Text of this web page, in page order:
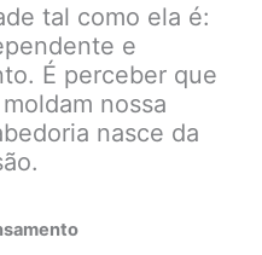
tal como ela é:
e
É perceber que
nossa
nasce da